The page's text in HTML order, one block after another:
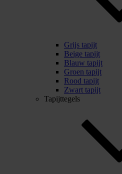
Grijs tapijt
Beige tapijt
Blauw tapijt
Groen tapijt
Rood tapijt
Zwart tapijt
Tapijttegels